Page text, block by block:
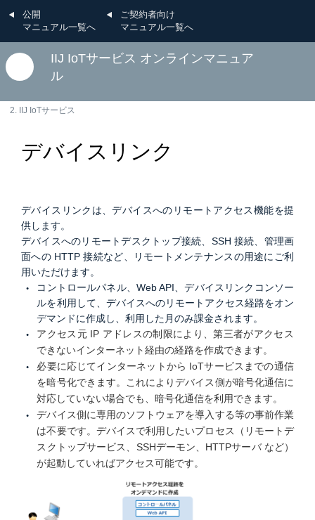
公開
マニュアル一覧へ
ご契約者向け
マニュアル一覧へ
IIJ IoTサービス オンラインマニュア
ル
2. IIJ IoTサービス
デバイスリンク
デバイスリンクは、デバイスへのリモートアクセス機能を提
供します。
デバイスへのリモートデスクトップ接続、SSH 接続、管理画
面への HTTP 接続など、リモートメンテナンスの用途にご利
用いただけます。
コントロールパネル、Web API、デバイスリンクコンソー
ルを利用して、デバイスへのリモートアクセス経路をオン
デマンドに作成し、利用した月のみ課金されます。
アクセス元 IP アドレスの制限により、第三者がアクセス
できないインターネット経由の経路を作成できます。
必要に応じてインターネットから IoTサービスまでの通信
を暗号化できます。これによりデバイス側が暗号化通信に
対応していない場合でも、暗号化通信を利用できます。
デバイス側に専用のソフトウェアを導入する等の事前作業
は不要です。デバイスで利用したいプロセス（リモートデ
スクトップサービス、SSHデーモン、HTTPサーバ など）
が起動していればアクセス可能です。